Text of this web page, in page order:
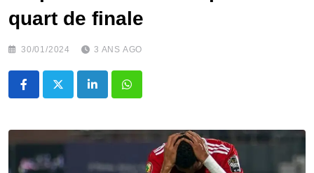
quart de finale
30/01/2024 3 ANS AGO
LinkedInWhatsapp